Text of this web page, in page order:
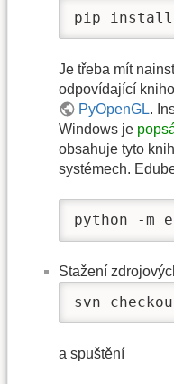
pip install
Je třeba mít
odpovídající
PyOpenGL.
Windows je
obsahuje tyto
systémech.
python -m
Stažení
svn
a spuštění